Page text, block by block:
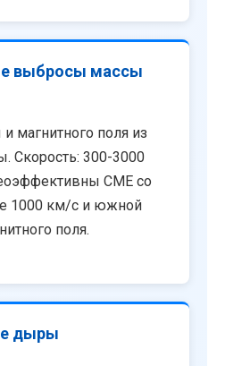
выбросы массы
магнитного поля из
Скорость: 300-3000
CME со
1000 км/с и южной
поля.
дыры